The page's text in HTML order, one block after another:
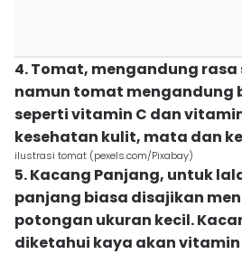
4. Tomat, mengandung
namun tomat mengandung
seperti vitamin C dan
kesehatan kulit, mata dan
ilustrasi tomat (pexels.com/Pixabay)
5. Kacang Panjang, untuk
panjang biasa disajikan
potongan ukuran kecil.
diketahui kaya akan vitamin